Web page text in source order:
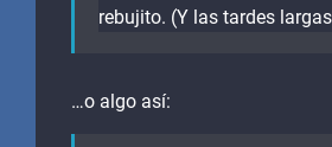
rebujito. (Y las tardes
…o algo así: